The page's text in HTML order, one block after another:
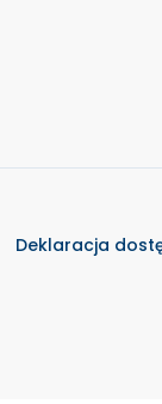
Deklaracja